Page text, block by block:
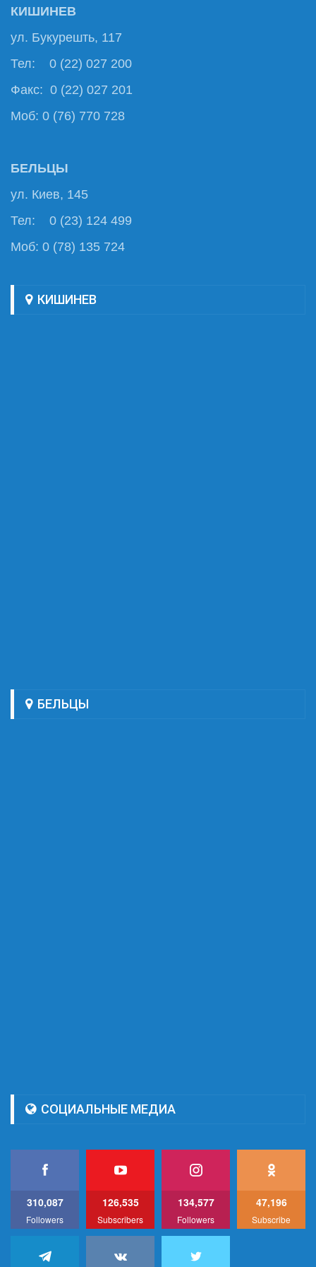
КИШИНЕВ
ул. Букурешть, 117
Тел: 0 (22) 027 200
Факс: 0 (22) 027 201
Моб: 0 (76) 770 728
БЕЛЬЦЫ
ул. Киев, 145
Тел: 0 (23) 124 499
Моб: 0 (78) 135 724
КИШИНЕВ
БЕЛЬЦЫ
СОЦИАЛЬНЫЕ МЕДИА
310,087
Followers
126,535
Subscribers
134,577
Followers
47,196
Subscribe